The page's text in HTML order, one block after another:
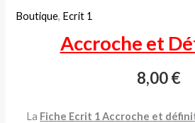
Boutique, Ecrit 1
Accroche et
8,00€
La Fiche Ecrit 1 Accroche et